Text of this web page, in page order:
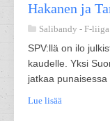
Hakanen ja
Salibandy - F-liiga
SPV:llä on ilo
kaudelle. Yksi
jatkaa punaisessa
Lue lisää